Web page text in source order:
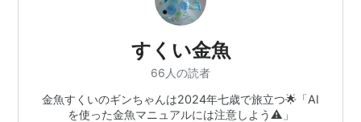
すくい金魚
66人の読者
金魚すくいのギンちゃんは2024年七歳で旅立つ🌟「AI
を使った金魚マニュアルには注意しよう⚠️」